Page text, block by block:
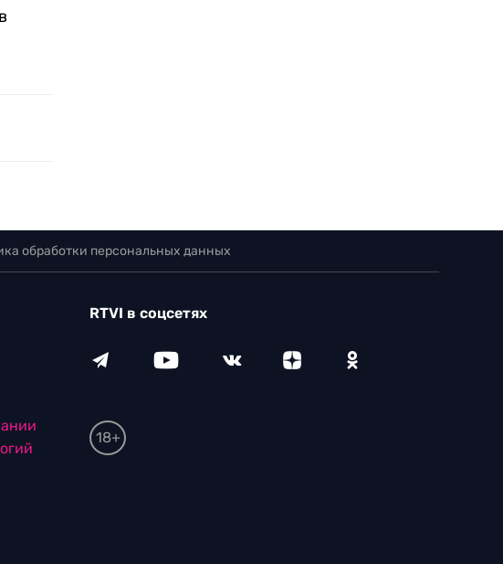
обработки персональных данных
RTVI в соцсетях
18+